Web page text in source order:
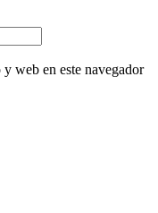
web en este navegador